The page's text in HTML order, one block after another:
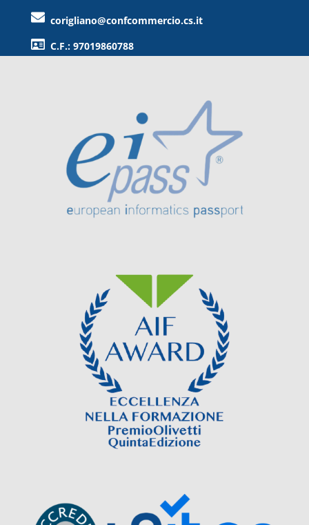
corigliano@confcommercio.cs.it
C.F.: 97019860788